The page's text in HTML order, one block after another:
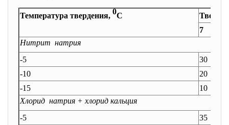
Температура твердения,0С
7
Нитрит натрия
-5
30
-10
20
-15
10
Хлорид натрия + хлорид кальция
-5
35